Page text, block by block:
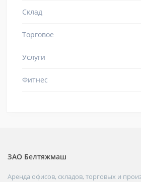
Склад
Торговое
Услуги
Фитнес
ЗАО Белтяжмаш
Аренда офисов, складов, торговых и